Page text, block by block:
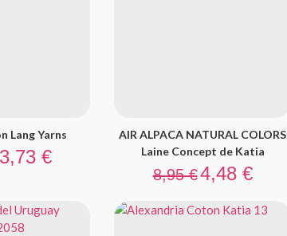
Lang Yarns
Prix
3,73 €
AIR ALPACA NATURAL COLORS
Laine Concept de Katia
Prix de base
8,95 € Prix
4,48 €